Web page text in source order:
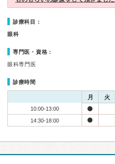
診療科目：
眼科
専門医・資格：
眼科専門医
診療時間
月 火
10:00-13:00
14:30-18:00